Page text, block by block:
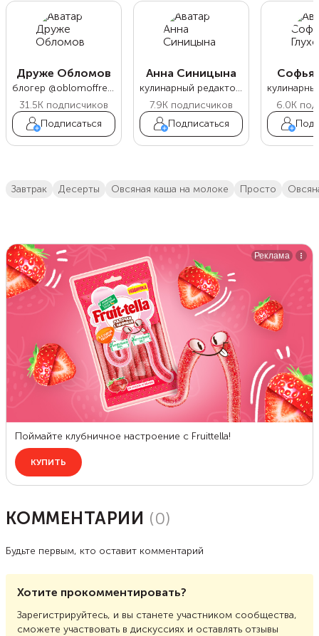
Друже Обломов
блогер @oblomoffrecipe
31.5K подписчиков
Подписаться
Анна Синицына
кулинарный редактор Food.ru
7.9K подписчиков
Подписаться
Софья
6.0K
завтрак десерты овсяная каша на молоке просто
КОММЕНТАРИИ (0)
Будьте первым, кто оставит комментарий
Хотите прокомментировать?
Зарегистрируйтесь, и вы станете участником сообщества,
сможете участвовать в дискуссиях и оставлять отзывы